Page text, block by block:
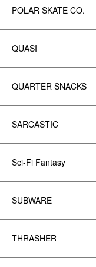
POLAR SKATE CO.
QUASI
QUARTER SNACKS
SARCASTIC
Sci-Fi Fantasy
SUBWARE
THRASHER